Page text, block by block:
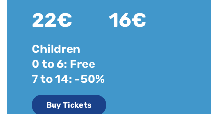
22€ 16€
Children
0 to 6: Free
7 to 14: -50%
Buy Tickets